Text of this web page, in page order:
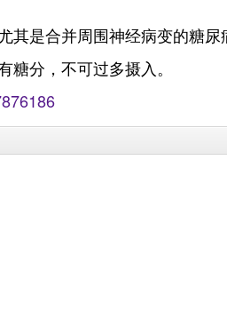
其是合并周围神经病变的糖
糖分，不可过多摄入。